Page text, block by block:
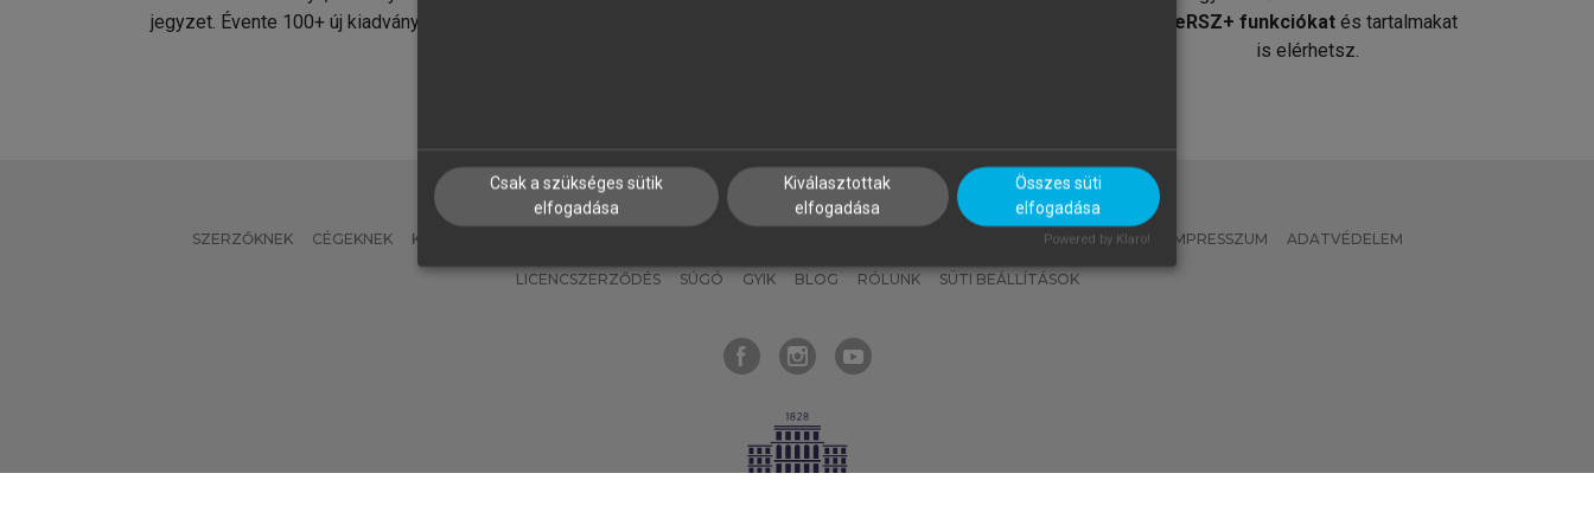
jegyzet. Évente 100+ új kiadvány.
MeRSZ+ funkciókat és tartalmakat
is elérhetsz.
SZERZŐKNEK CÉGEKNEK KÖNYVTÁROSOKNAK MI – ÁLTALÁNOS IRÁNYELVEK IMPRESSZUM ADATVÉDELEM
LICENCSZERZŐDÉS SÚGÓ GYIK BLOG RÓLUNK SÜTI BEÁLLÍTÁSOK
Csak a szükséges sütik
elfogadása
Kiválasztottak
elfogadása
Összes süti
elfogadása
Powered by Klaro!